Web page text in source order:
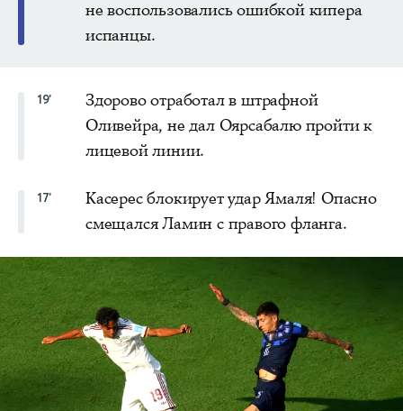
не воспользовались ошибкой кипера
испанцы.
19'
Здорово отработал в штрафной
Оливейра, не дал Оярсабалю пройти к
лицевой линии.
17'
Касерес блокирует удар Ямаля! Опасно
смещался Ламин с правого фланга.